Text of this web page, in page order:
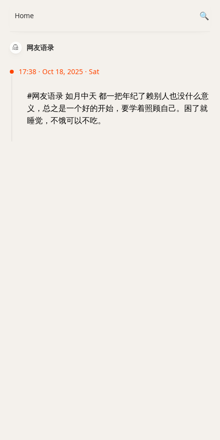
网友语录
17:38 · Oct 18, 2025 · Sat
#网友语录 如月中天 都一把年纪了赖别人也没什么意
义，总之是一个好的开始，要学着照顾自己。困了就
睡觉，不饿可以不吃。
Home